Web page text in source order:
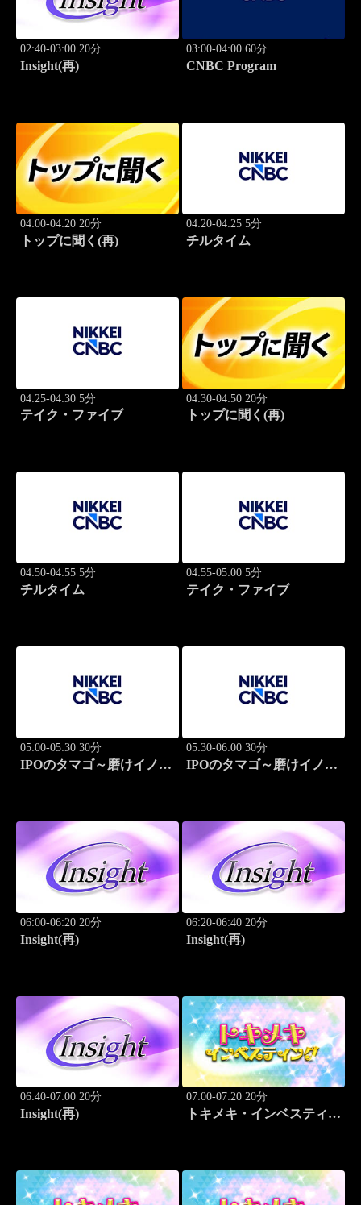
02:40-03:00 20分
Insight(再)
03:00-04:00 60分
CNBC Program
04:00-04:20 20分
トップに聞く(再)
04:20-04:25 5分
チルタイム
04:25-04:30 5分
テイク・ファイブ
04:30-04:50 20分
トップに聞く(再)
04:50-04:55 5分
チルタイム
04:55-05:00 5分
テイク・ファイブ
05:00-05:30 30分
IPOのタマゴ～磨けイノベ
05:30-06:00 30分
IPOのタマゴ～磨けイノベ
06:00-06:20 20分
Insight(再)
06:20-06:40 20分
Insight(再)
06:40-07:00 20分
Insight(再)
07:00-07:20 20分
トキメキ・インベスティン